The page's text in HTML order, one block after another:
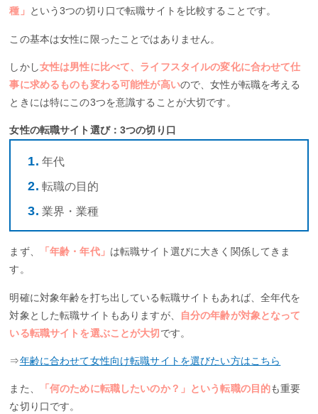
種」 という3つの切り口で転職サイトを比較することです。
この基本は女性に限ったことではありません。
しかし女性は男性に比べて、ライフスタイルの変化に合わせて仕
事に求めるものも変わる可能性が高いので、女性が転職を考える
ときには特にこの3つを意識することが大切です。
女性の転職サイト選び：3つの切り口
年代
転職の目的
業界・業種
まず、 「年齢・年代」 は転職サイト選びに大きく関係してきま
す。
明確に対象年齢を打ち出している転職サイトもあれば、全年代を
対象とした転職サイトもありますが、
自分の年齢が対象となって
いる転職サイトを選ぶことが大切です。
⇒年齢に合わせて女性向け転職サイトを選びたい方はこちら
また、 「何のために転職したいのか？」という転職の目的も重要
な切り口です。